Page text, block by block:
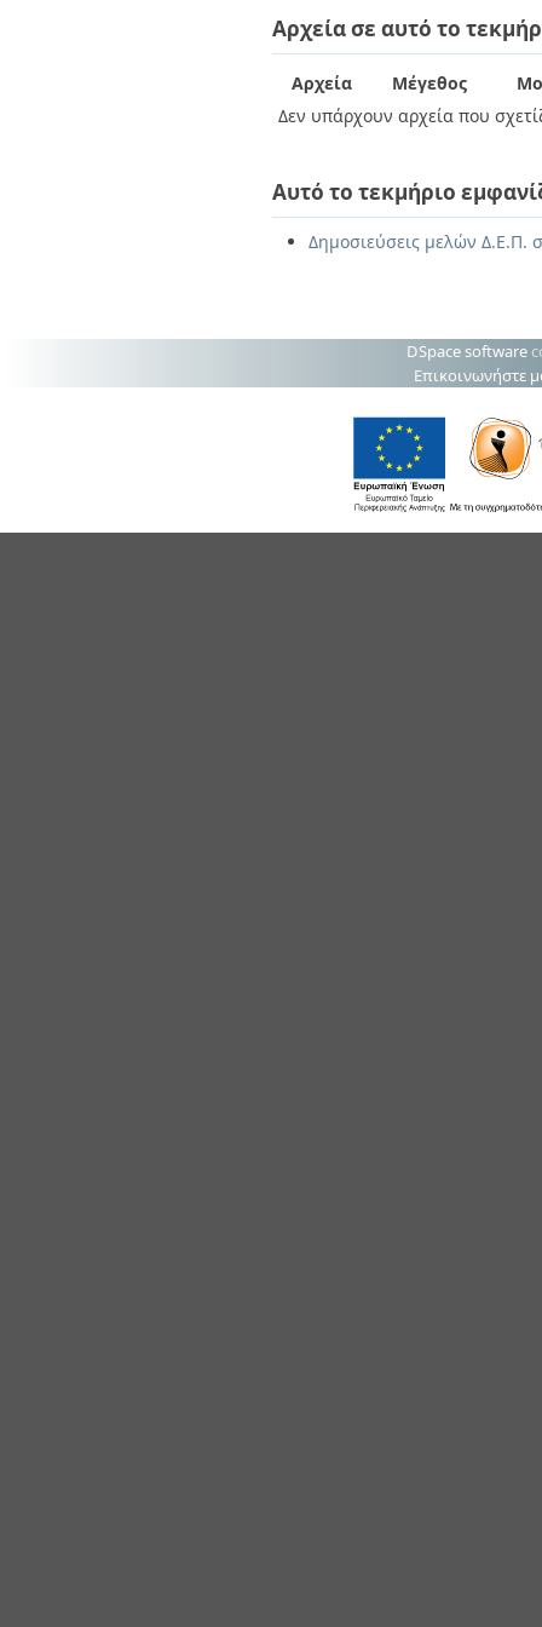
Αρχεία σε αυτό το
Αρχεία Μέγεθος
Δεν υπάρχουν αρχεία που
Αυτό το τεκμήριο
Δημοσιεύσεις μελών Δ.Ε.Π.
DSpace software
Επικοινωνήστε